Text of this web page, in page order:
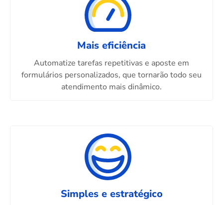
Mais eficiência
Automatize tarefas repetitivas e aposte em
formulários personalizados, que tornarão todo seu
atendimento mais dinâmico.
Simples e estratégico